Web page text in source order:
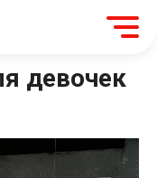
девочек